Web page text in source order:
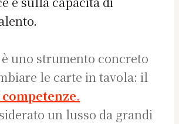
uno strumento concreto
le carte in tavola: il
.
un lusso da grandi